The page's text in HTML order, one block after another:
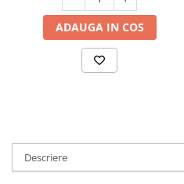
ADAUGA IN COS
Descriere